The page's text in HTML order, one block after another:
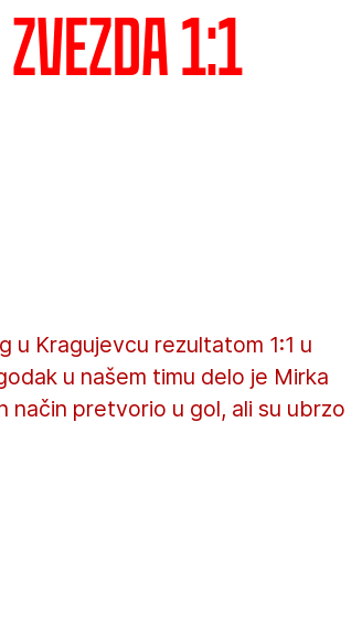
1:1
u Kragujevcu rezultatom 1:1 u
u našem timu delo je Mirka
način pretvorio u gol, ali su ubrzo